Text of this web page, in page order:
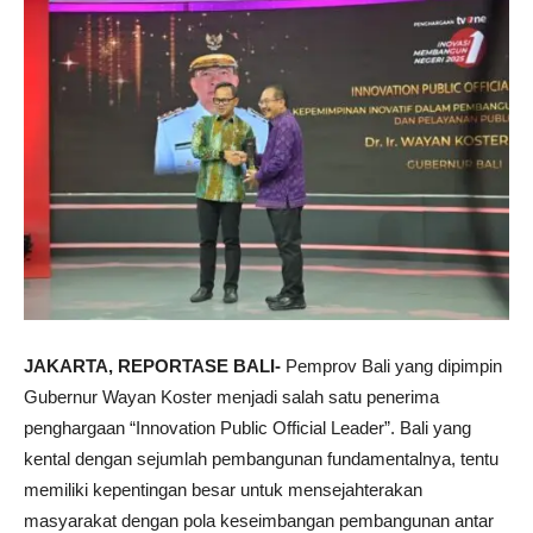
JAKARTA, REPORTASE BALI- Pemprov Bali yang dipimpin
Gubernur Wayan Koster menjadi salah satu penerima
penghargaan “Innovation Public Official Leader”. Bali yang
kental dengan sejumlah pembangunan fundamentalnya, tentu
memiliki kepentingan besar untuk mensejahterakan
masyarakat dengan pola keseimbangan pembangunan antar